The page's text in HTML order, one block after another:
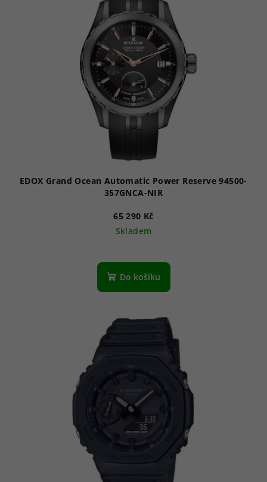
EDOX Grand Ocean Automatic Power Reserve 94500-
357GNCA-NIR
65 290 Kč
Skladem
Do košíku